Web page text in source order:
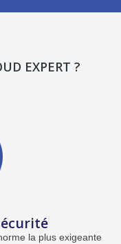
EXPERT ?
la plus exigeante